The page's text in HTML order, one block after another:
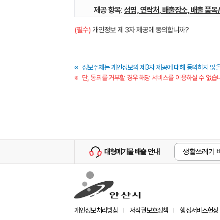
제공 항목: 성명, 연락처, 배출장소, 배출 품
(필수) 개인정보 제 3자 제공에 동의합니까?
정보주체는 개인정보의 제3자 제공에 대해 동의하지 않
단, 동의를 거부할 경우 해당 서비스를 이용하실 수 없습
대형폐기물 배출 안내 생활쓰레기
개인정보처리방침 저작권보호정책 행정서비스헌장